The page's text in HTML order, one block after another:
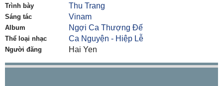
Trình bày Thu Trang
Sáng tác Vinam
Album Ngợi Ca Thượng Đế
Thể loại nhạc Ca Nguyện - Hiệp Lễ
Người đăng Hai Yen